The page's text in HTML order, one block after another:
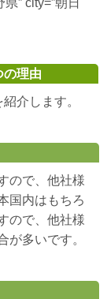
” city=”朝日
の理由
介します。
ので、他社様
国内はもちろ
ので、他社様
が多いです。